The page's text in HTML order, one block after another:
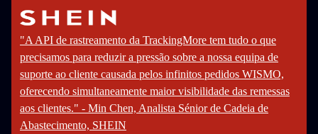
"A API de rastreamento da TrackingMore tem tudo o que
precisamos para reduzir a pressão sobre a nossa equipa de
suporte ao cliente causada pelos infinitos pedidos WISMO,
oferecendo simultaneamente maior visibilidade das remessas
aos clientes." - Min Chen, Analista Sénior de Cadeia de
Abastecimento, SHEIN